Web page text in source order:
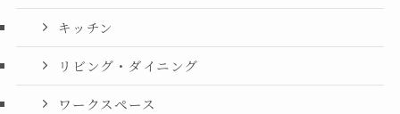
キッチン
リビング・ダイニング
ワークスペース